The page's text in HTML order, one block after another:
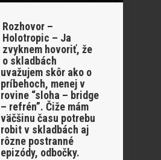
Rozhovor –
Holotropic – Ja
zvyknem hovoriť, že
o skladbách
uvažujem skôr ako o
príbehoch, menej v
rovine “sloha – bridge
– refrén”. Čiže mám
väčšinu času potrebu
robit v skladbách aj
rôzne postranné
epizódy, odbočky.